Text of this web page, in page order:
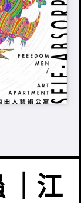
｜江